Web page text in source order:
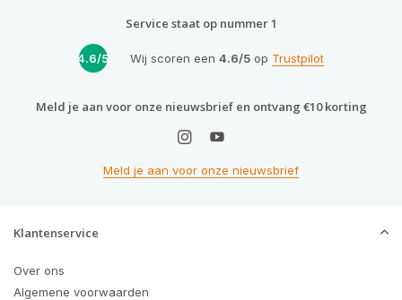
Service staat op nummer 1
4.6/5 Wij scoren een 4.6/5op Trustpilot
Meld je aan voor onze nieuwsbrief en ontvang €10 korting
Meld je aan voor onze nieuwsbrief
Klantenservice
Over ons
Algemene voorwaarden